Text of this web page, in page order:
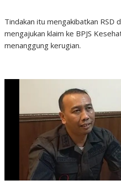
Tindakan itu mengakibatkan RSD
mengajukan klaim ke BPJS
menanggung kerugian.